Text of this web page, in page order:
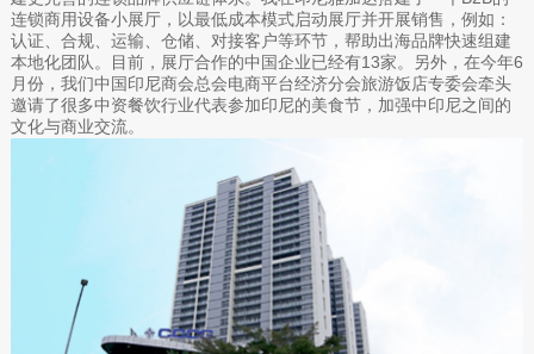
连锁商用设备小展厅，以最低成本模式启动展厅并开展销售，例如：
认证、合规、运输、仓储、对接客户等环节，帮助出海品牌快速组建
本地化团队。目前，展厅合作的中国企业已经有13家。另外，在今年6
月份，我们中国印尼商会总会电商平台经济分会旅游饭店专委会牵头
邀请了很多中资餐饮行业代表参加印尼的美食节，加强中印尼之间的
文化与商业交流。